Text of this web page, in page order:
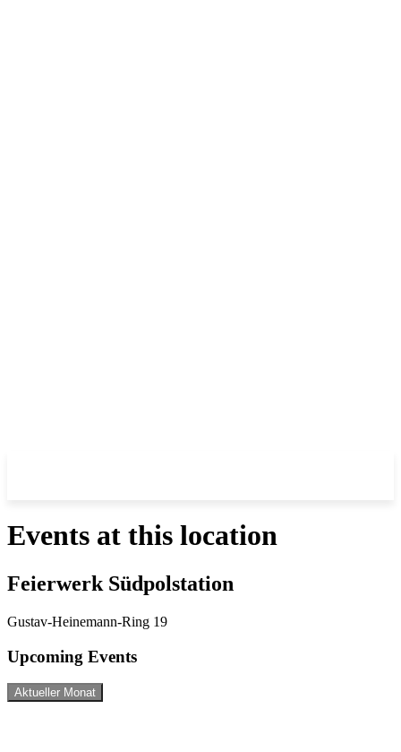
Events at this location
Feierwerk Südpolstation
Gustav-Heinemann-Ring 19
Upcoming Events
Aktueller Monat